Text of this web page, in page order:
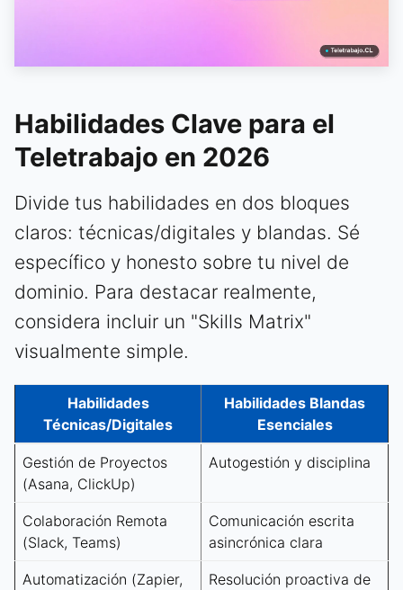
Habilidades Clave para el
Teletrabajo en 2026
Divide tus habilidades en dos bloques
claros: técnicas/digitales y blandas. Sé
específico y honesto sobre tu nivel de
dominio. Para destacar realmente,
considera incluir un "Skills Matrix"
visualmente simple.
Habilidades
Técnicas/Digitales
Habilidades Blandas
Esenciales
Gestión de Proyectos
(Asana, ClickUp)
Autogestión y disciplina
Colaboración Remota
(Slack, Teams)
Comunicación escrita
asincrónica clara
Automatización (Zapier,
Resolución proactiva de